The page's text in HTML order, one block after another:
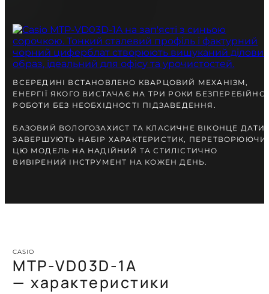
ВСЕРЕДИНІ ВСТАНОВЛЕНО КВАРЦОВИЙ МЕХАНІЗМ,
ЕНЕРГІЇ ЯКОГО ВИСТАЧАЄ НА ТРИ РОКИ БЕЗПЕРЕБІЙНОЇ
РОБОТИ БЕЗ НЕОБХІДНОСТІ ПІДЗАВЕДЕННЯ.
БАЗОВИЙ ВОЛОГОЗАХИСТ ТА КЛАСИЧНЕ ВІКОНЦЕ ДАТИ
ЗАВЕРШУЮТЬ НАБІР ХАРАКТЕРИСТИК, ПЕРЕТВОРЮЮЧИ
ЦЮ МОДЕЛЬ НА НАДІЙНИЙ ТА СТИЛІСТИЧНО
ВИВІРЕНИЙ ІНСТРУМЕНТ НА КОЖЕН ДЕНЬ.
CASIO
MTP-VD03D-1A
— характеристики